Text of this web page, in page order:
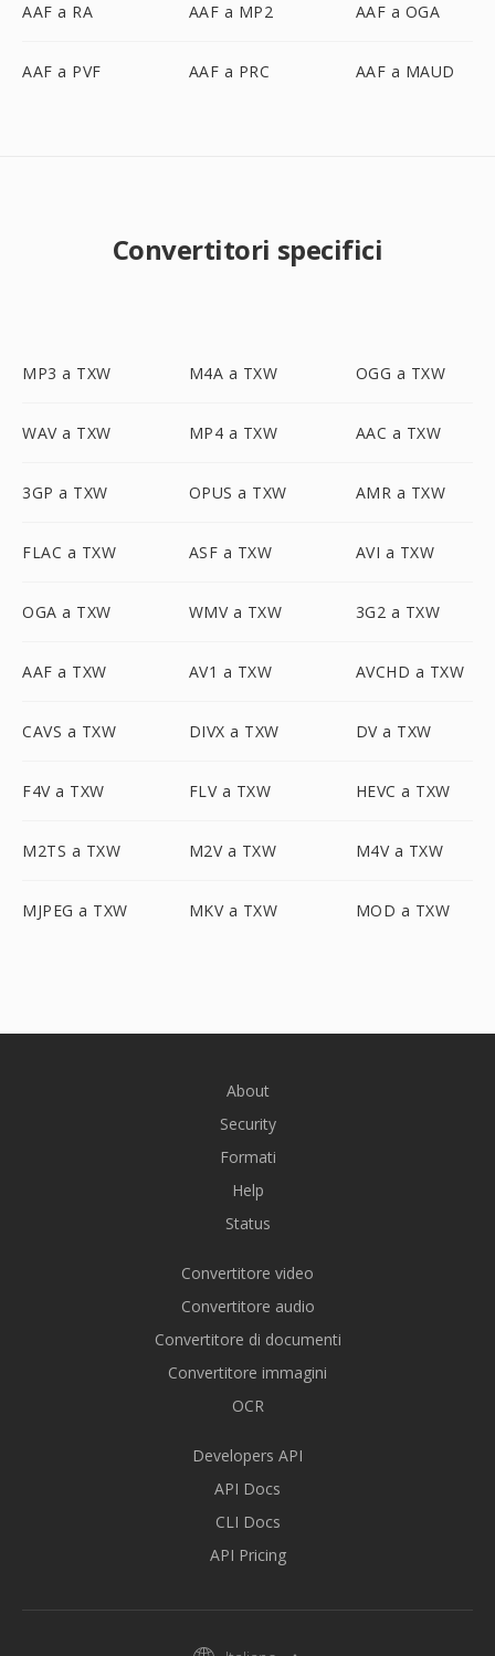
AAF a RA AAF a MP2 AAF a OGA
AAF a PVF AAF a PRC AAF a MAUD
Convertitori specifici
MP3 a TXW M4A a TXW OGG a TXW
WAV a TXW MP4 a TXW AAC a TXW
3GP a TXW OPUS a TXW AMR a TXW
FLAC a TXW ASF a TXW AVI a TXW
OGA a TXW WMV a TXW 3G2 a TXW
AAF a TXW AV1 a TXW AVCHD a TXW
CAVS a TXW DIVX a TXW DV a TXW
F4V a TXW FLV a TXW HEVC a TXW
M2TS a TXW M2V a TXW M4V a TXW
MJPEG a TXW MKV a TXW MOD a TXW
About
Security
Formati
Help
Status
Convertitore video
Convertitore audio
Convertitore di documenti
Convertitore immagini
OCR
Developers API
API Docs
CLI Docs
API Pricing